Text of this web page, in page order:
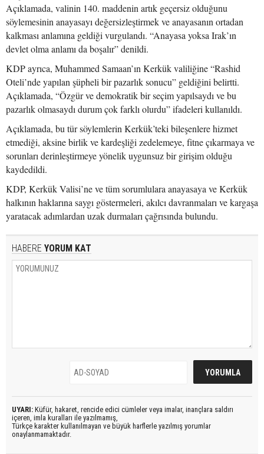
Açıklamada, valinin 140. maddenin artık geçersiz olduğunu
söylemesinin anayasayı değersizleştirmek ve anayasanın ortadan
kalkması anlamına geldiği vurgulandı. “Anayasa yoksa Irak’ın
devlet olma anlamı da boşalır” denildi.
KDP ayrıca, Muhammed Samaan’ın Kerkük valiliğine “Rashid
Oteli’nde yapılan şüpheli bir pazarlık sonucu” geldiğini belirtti.
Açıklamada, “Özgür ve demokratik bir seçim yapılsaydı ve bu
pazarlık olmasaydı durum çok farklı olurdu” ifadeleri kullanıldı.
Açıklamada, bu tür söylemlerin Kerkük’teki bileşenlere hizmet
etmediği, aksine birlik ve kardeşliği zedelemeye, fitne çıkarmaya ve
sorunları derinleştirmeye yönelik uygunsuz bir girişim olduğu
kaydedildi.
KDP, Kerkük Valisi’ne ve tüm sorumlulara anayasaya ve Kerkük
halkının haklarına saygı göstermeleri, akılcı davranmaları ve kargaşa
yaratacak adımlardan uzak durmaları çağrısında bulundu.
HABERE YORUM KAT
UYARI: Küfür, hakaret, rencide edici cümleler veya imalar, inançlara saldırı
içeren, imla kuralları ile yazılmamış,
Türkçe karakter kullanılmayan ve büyük harflerle yazılmış yorumlar
onaylanmamaktadır.